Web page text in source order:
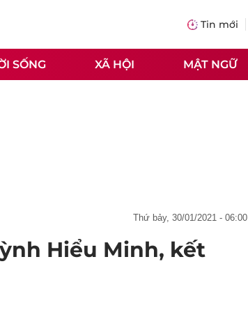
Tin mới
SỐNG XÃ HỘI MẬT NGỮ
thứ bảy, 30/01/2021 - 06:00
Hiểu Minh, kết